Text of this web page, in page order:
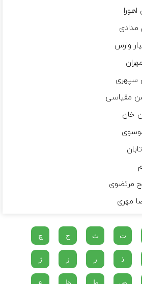
مدادی
وارس
سپهری
مقیاسی
خان
مرتضوی
مهری
ت ث ج چ
ذ ر ز ژ
ض ط ظ ع